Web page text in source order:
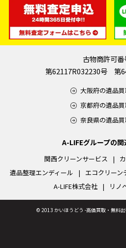
古物商許可
第62117R032230号 第
大阪府の遺品
京都府の遺品
奈良県の遺品
A-LIFEグループの
関西クリーンサービス
遺品整理エンディール
エコクリーン
A-LIFE株式会社
リノ
© 2013 かいほうどう -高価買取・無料